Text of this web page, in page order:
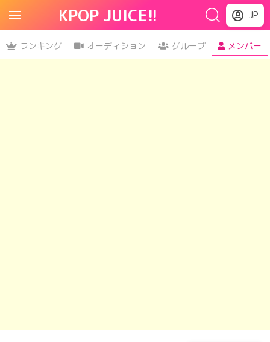
KPOP JUICE!! JP
ランキング オーディション グループ メンバー